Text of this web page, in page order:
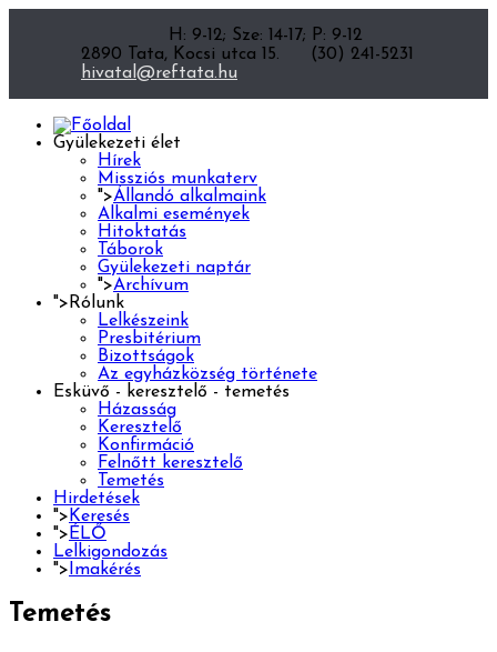
H: 9-12; Sze: 14-17; P: 9-12
2890 Tata, Kocsi utca 15.
(30) 241-5231
hivatal@reftata.hu
Gyülekezeti élet
Hírek
Missziós munkaterv
">Állandó alkalmaink
Alkalmi események
Hitoktatás
Táborok
Gyülekezeti naptár
">Archívum
"> Rólunk
Lelkészeink
Presbitérium
Bizottságok
Az egyházközség története
Esküvő - keresztelő - temetés
Házasság
Keresztelő
Konfirmáció
Felnőtt keresztelő
Temetés
Hirdetések
"> Keresés
"> ÉLŐ
Lelkigondozás
"> Imakérés
Temetés